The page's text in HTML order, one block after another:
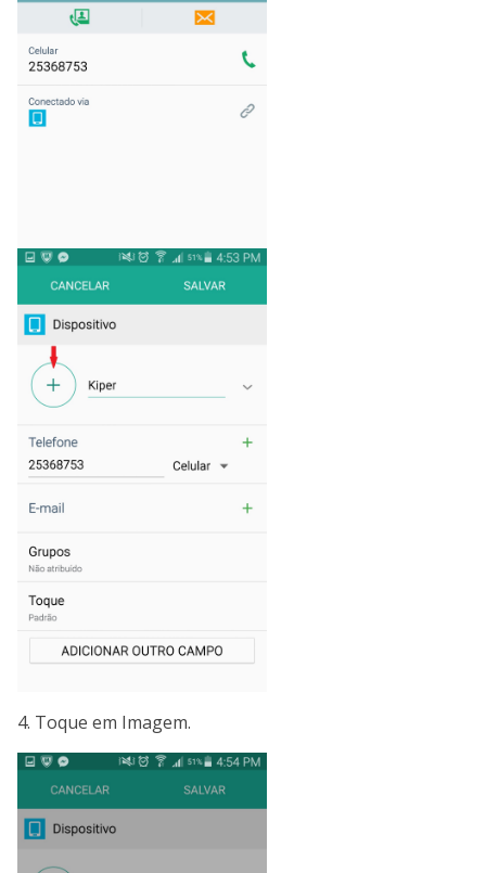
4. Toque em Imagem.